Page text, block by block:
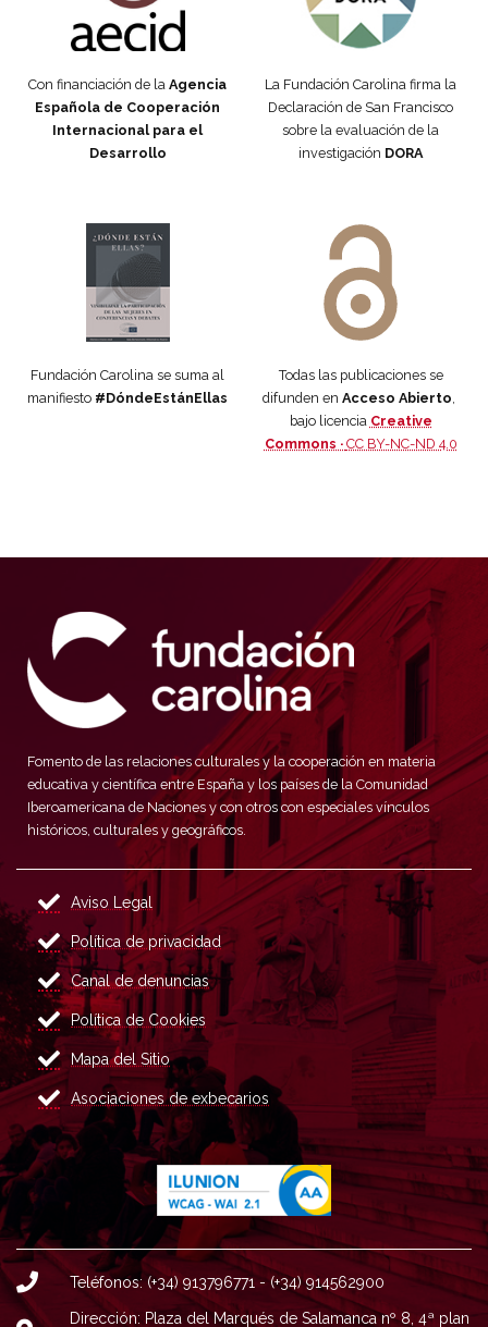
Con financiación de la Agencia
Española de Cooperación
Internacional para el
Desarrollo
La Fundación Carolina firma la
Declaración de San Francisco
sobre la evaluación de la
investigación DORA
Fundación Carolina se suma al
manifiesto #DóndeEstánEllas
Todas las publicaciones se
difunden en Acceso Abierto,
bajo licencia Creative
Commons · CC BY-NC-ND 4.0
Fomento de las relaciones culturales y la cooperación en materia
educativa y científica entre España y los países de la Comunidad
Iberoamericana de Naciones y con otros con especiales vínculos
históricos, culturales y geográficos.
Aviso Legal
Política de privacidad
Canal de denuncias
Política de Cookies
Mapa del Sitio
Asociaciones de exbecarios
Teléfonos: (+34) 913796771 - (+34) 914562900
Dirección: Plaza del Marqués de Salamanca nº 8, 4ª plan